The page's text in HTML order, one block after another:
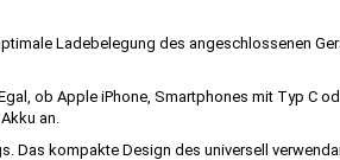
Ladebelegung des angeschlossenen
ob Apple iPhone, Smartphones mit Typ C
an.
Das kompakte Design des universell